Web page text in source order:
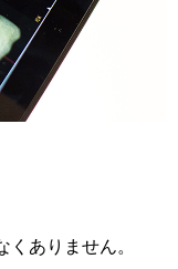
ありません。